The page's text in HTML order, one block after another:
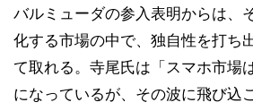
バルミューダの参入表明からは、
化する市場の中で、独自性を打ち
て取れる。寺尾氏は「スマホ市場
になっているが、その波に飛び込